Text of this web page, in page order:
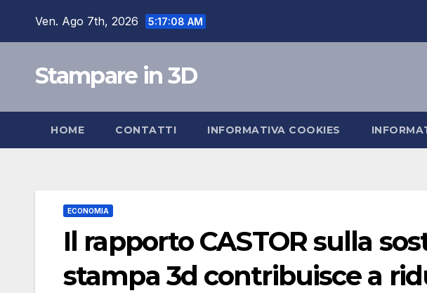
Ven. Ago 7th, 2026 5:17:09 AM
Stampare in 3D
HOME CONTATTI INFORMATIVA COOKIES
ECONOMIA
Il rapporto CASTOR sulla
stampa 3d contribuisce a